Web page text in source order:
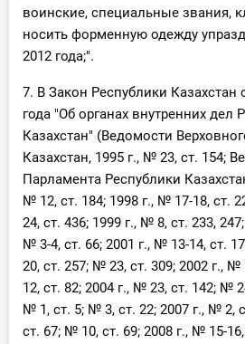
воинские, специальные звания,
носить форменную одежду
2012 года;".
7. В Закон Республики Казахстан
года "Об органах внутренних дел
Казахстан" (Ведомости
Казахстан, 1995 г., № 23, ст. 154;
Парламента Республики
№ 12, ст. 184; 1998 г., № 17-18, ст.
24, ст. 436; 1999 г., № 8, ст. 233,
№ 3-4, ст. 66; 2001 г., № 13-14, ст.
20, ст. 257; № 23, ст. 309; 2002 г.,
12, ст. 82; 2004 г., № 23, ст. 142; №
№ 1, ст. 5; № 3, ст. 22; 2007 г., № 2,
ст. 67; № 10, ст. 69; 2008 г., № 15-